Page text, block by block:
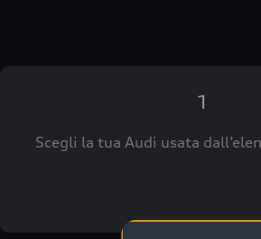
1
Scegli la tua Audi usata